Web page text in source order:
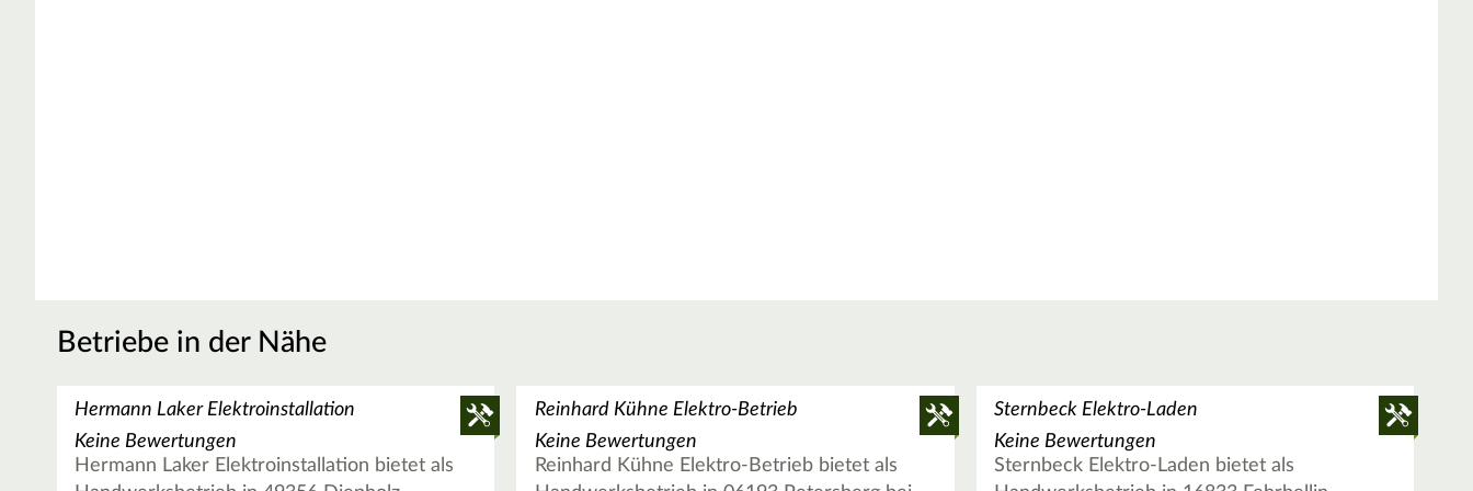
Betriebe in der Nähe
Hermann Laker Elektroinstallation
Keine Bewertungen
Hermann Laker Elektroinstallation bietet als
Reinhard Kühne Elektro-Betrieb
Keine Bewertungen
Reinhard Kühne Elektro-Betrieb bietet als
Sternbeck Elektro-Laden
Keine Bewertungen
Sternbeck Elektro-Laden bietet als